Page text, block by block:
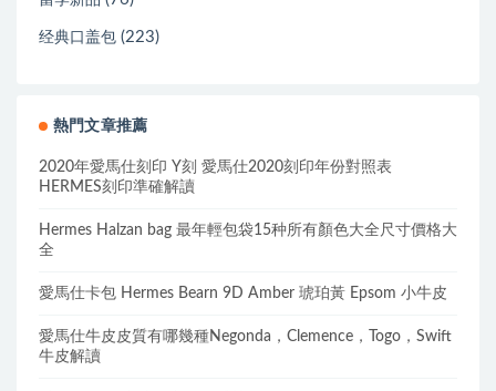
经典口盖包 (223)
熱門文章推薦
2020年愛馬仕刻印 Y刻 愛馬仕2020刻印年份對照表
HERMES刻印準確解讀
Hermes Halzan bag 最年輕包袋15种所有顏色大全尺寸價格大
全
愛馬仕卡包 Hermes Bearn 9D Amber 琥珀黃 Epsom 小牛皮
愛馬仕牛皮皮質有哪幾種Negonda，Clemence，Togo，Swift
牛皮解讀